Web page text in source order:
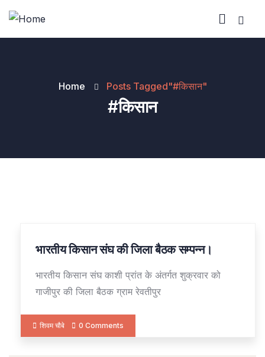
Home Posts Tagged"#किसान"
#किसान
06
भारतीय किसान संघ की जिला बैठक सम्पन्न।
भारतीय किसान संघ काशी प्रांत के अंतर्गत शुक्रवार को
गाजीपुर की जिला बैठक ग्राम रेवतीपुर
शिवम चौबे 0 Comments